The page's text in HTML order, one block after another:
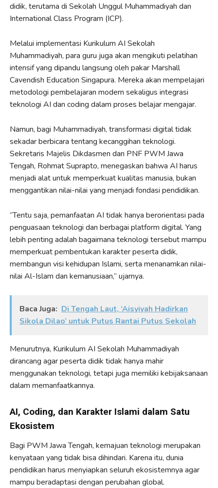
didik, terutama di Sekolah Unggul Muhammadiyah dan
International Class Program (ICP).
Melalui implementasi Kurikulum AI Sekolah
Muhammadiyah, para guru juga akan mengikuti pelatihan
intensif yang dipandu langsung oleh pakar Marshall
Cavendish Education Singapura. Mereka akan mempelajari
metodologi pembelajaran modern sekaligus integrasi
teknologi AI dan coding dalam proses belajar mengajar.
Namun, bagi Muhammadiyah, transformasi digital tidak
sekadar berbicara tentang kecanggihan teknologi.
Sekretaris Majelis Dikdasmen dan PNF PWM Jawa
Tengah, Rohmat Suprapto, menegaskan bahwa AI harus
menjadi alat untuk memperkuat kualitas manusia, bukan
menggantikan nilai-nilai yang menjadi fondasi pendidikan.
“Tentu saja, pemanfaatan AI tidak hanya berorientasi pada
penguasaan teknologi dan berbagai platform digital. Yang
lebih penting adalah bagaimana teknologi tersebut mampu
memperkuat pembentukan karakter peserta didik,
membangun visi kehidupan Islami, serta menanamkan nilai-
nilai Al-Islam dan kemanusiaan,” ujarnya.
Baca Juga: Di Tengah Laut, ‘Aisyiyah Hadirkan
Sikola Dilao’ untuk Putus Rantai Putus Sekolah
Menurutnya, Kurikulum AI Sekolah Muhammadiyah
dirancang agar peserta didik tidak hanya mahir
menggunakan teknologi, tetapi juga memiliki kebijaksanaan
dalam memanfaatkannya.
AI, Coding, dan Karakter Islami dalam Satu
Ekosistem
Bagi PWM Jawa Tengah, kemajuan teknologi merupakan
kenyataan yang tidak bisa dihindari. Karena itu, dunia
pendidikan harus menyiapkan seluruh ekosistemnya agar
mampu beradaptasi dengan perubahan global.